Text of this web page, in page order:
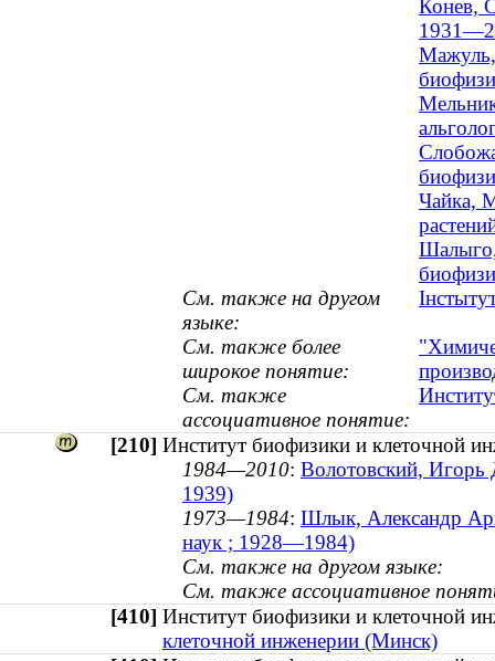
Конев,
Чайка,
Шалыго,
См. также на другом
языке:
См. также более
широкое понятие:
См. также
ассоциативное понятие:
[210] Институт биофизики и клеточной
1984—2010: Волотовский, Игорь
1939)
1973—1984: Шлык, Александр
наук ; 1928—1984)
См. также на другом языке:
См. также ассоциативное
[410] Институт биофизики и
клеточной инженерии (Минск)